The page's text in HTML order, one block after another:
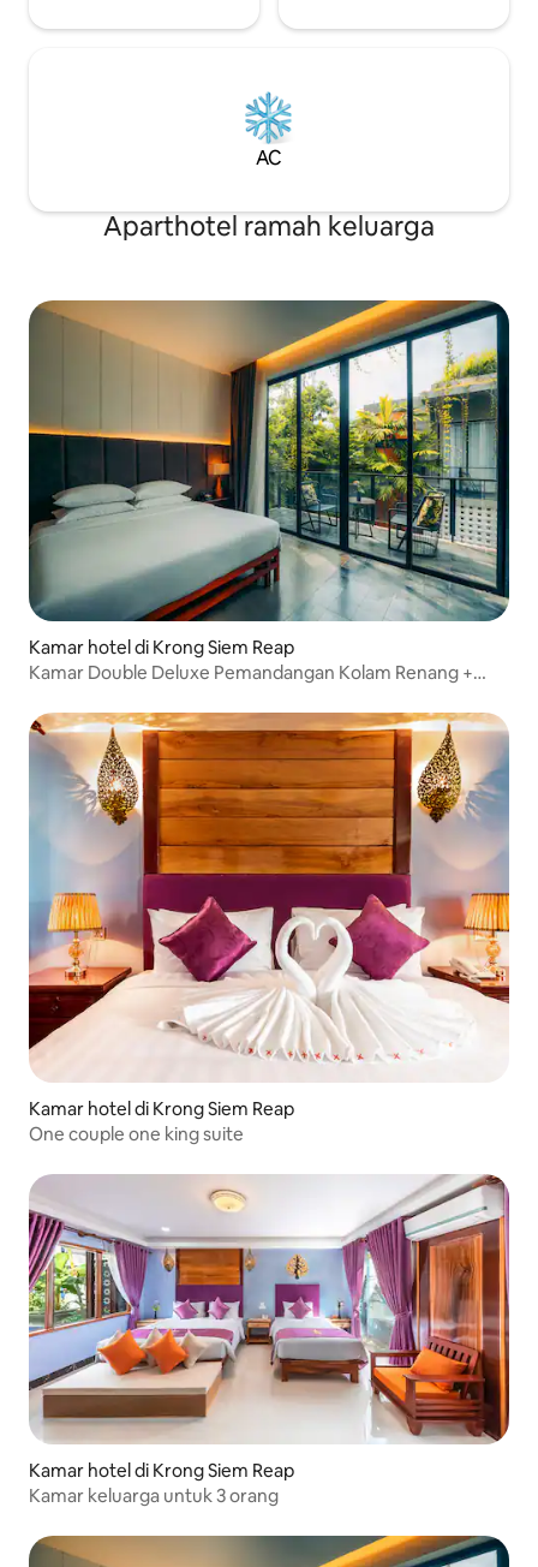
AC
Aparthotel ramah keluarga
Kamar hotel di Krong Siem Reap
Kamar Double Deluxe Pemandangan Kolam Renang +
Kamar hotel di Krong Siem Reap
One couple one king suite
Kamar hotel di Krong Siem Reap
Kamar keluarga untuk 3 orang